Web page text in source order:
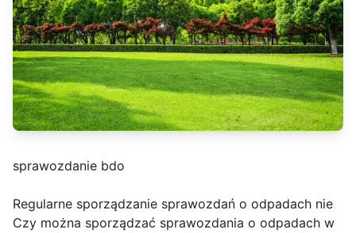
sprawozdanie bdo
Regularne sporządzanie sprawozdań o odpadach nie
Czy można sporządzać sprawozdania o odpadach w